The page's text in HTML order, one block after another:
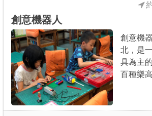
創意機器人
創意機
北，是
具為主
百種樂